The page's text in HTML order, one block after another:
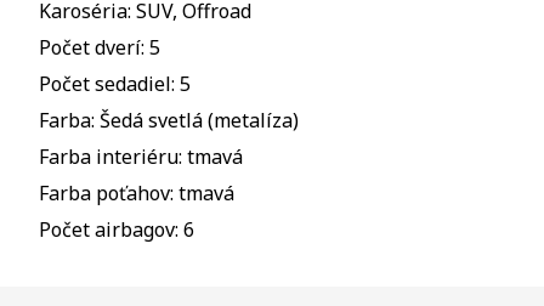
Karoséria: SUV, Offroad
Počet dverí: 5
Počet sedadiel: 5
Farba: Šedá svetlá (metalíza)
Farba interiéru: tmavá
Farba poťahov: tmavá
Počet airbagov: 6